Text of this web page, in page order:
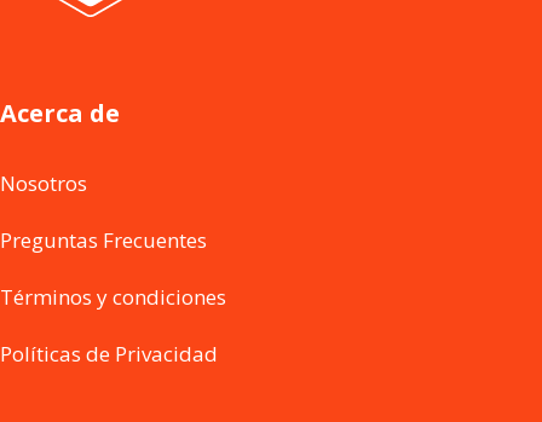
Acerca de
Nosotros
Preguntas Frecuentes
Términos y condiciones
Políticas de Privacidad